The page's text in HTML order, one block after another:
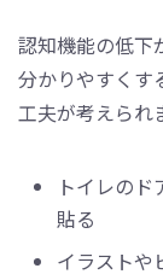
認知機能の低下
分かりやすくす
工夫が考えられ
トイレの
貼る
イラストや